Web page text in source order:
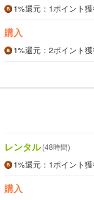
1%還元 ：1ポイント
購入
1%還元 ：2ポイント
レンタル(48時間)
1%還元 ：1ポイント
購入